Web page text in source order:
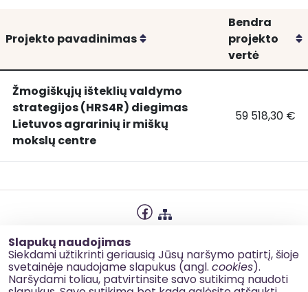
Slapukų naudojimas
Siekdami užtikrinti geriausią Jūsų naršymo patirtį, šioje
svetainėje naudojame slapukus (angl. cookies).
Naršydami toliau, patvirtinsite savo sutikimą naudoti
Projekto pavadinimas Rikiuoti
Bendra
projekto
vertė
Žmogiškųjų
išteklių
(HRS4R)
agrarinių
ir
miškų
mokslų
Žmogiškųjų išteklių valdymo
strategijos (HRS4R) diegimas
Lietuvos agrarinių ir miškų
mokslų centre
Žmogiškųjų
59 518,30 €
Slapukų naudojimas
Korupcijos prevencija